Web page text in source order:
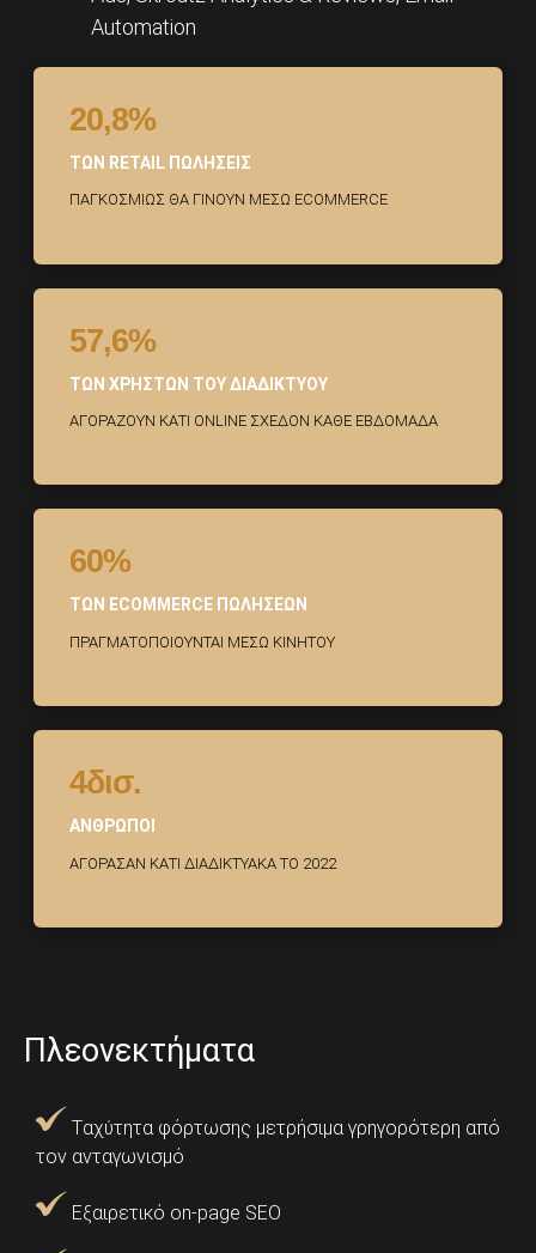
Automation
20,8%
ΤΩΝ RETAIL ΠΩΛΗΣΕΙΣ
ΠΑΓΚΟΣΜΙΩΣ ΘΑ ΓΙΝΟΥΝ ΜΕΣΩ ECOMMERCE
57,6%
ΤΩΝ ΧΡΗΣΤΩΝ ΤΟΥ ΔΙΑΔΙΚΤΥΟΥ
ΑΓΟΡΑΖΟΥΝ ΚΑΤΙ ONLINE ΣΧΕΔΟΝ ΚΑΘΕ ΕΒΔΟΜΑΔΑ
60%
ΤΩΝ ECOMMERCE ΠΩΛΗΣΕΩΝ
ΠΡΑΓΜΑΤΟΠΟΙΟΥΝΤΑΙ ΜΕΣΩ ΚΙΝΗΤΟΥ
4δισ.
ΑΝΘΡΩΠΟΙ
ΑΓΟΡΑΣΑΝ ΚΑΤΙ ΔΙΑΔΙΚΤΥΑΚΑ ΤΟ 2022
Πλεονεκτήματα
Tαχύτητα φόρτωσης μετρήσιμα γρηγορότερη από
τον ανταγωνισμό
Εξαιρετικό on-page SEO